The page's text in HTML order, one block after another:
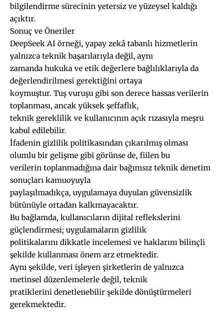
bilgilendirme sürecinin yetersiz ve yüzeysel kaldığı
açıktır.
Sonuç ve Öneriler
DeepSeek AI örneği, yapay zekâ tabanlı hizmetlerin
yalnızca teknik başarılarıyla değil, aynı
zamanda hukuka ve etik değerlere bağlılıklarıyla da
değerlendirilmesi gerektiğini ortaya
koymuştur. Tuş vuruşu gibi son derece hassas verilerin
toplanması, ancak yüksek şeffaflık,
teknik gereklilik ve kullanıcının açık rızasıyla meşru
kabul edilebilir.
İfadenin gizlilik politikasından çıkarılmış olması
olumlu bir gelişme gibi görünse de, fiilen bu
verilerin toplanmadığına dair bağımsız teknik denetim
sonuçları kamuoyuyla
paylaşılmadıkça, uygulamaya duyulan güvensizlik
bütünüyle ortadan kalkmayacaktır.
Bu bağlamda, kullanıcıların dijital reflekslerini
güçlendirmesi; uygulamaların gizlilik
politikalarını dikkatle incelemesi ve haklarını bilinçli
şekilde kullanması önem arz etmektedir.
Aynı şekilde, veri işleyen şirketlerin de yalnızca
metinsel düzenlemelerle değil, teknik
pratiklerini denetlenebilir şekilde dönüştürmeleri
gerekmektedir.